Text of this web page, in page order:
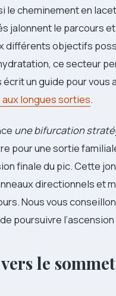
le cheminement en
jalonnent le parcours
différents objectifs
ce secteur
un guide pour vous
longues sorties.
une bifurcation
pour une sortie
finale du pic. Cette
directionnels et
Nous vous
poursuivre
le